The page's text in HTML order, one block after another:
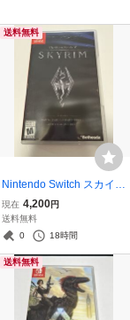
送料無料
Nintendo Switch スカイリ
ム 北米
現在 4,200円
送料無料
0
18時間
送料無料